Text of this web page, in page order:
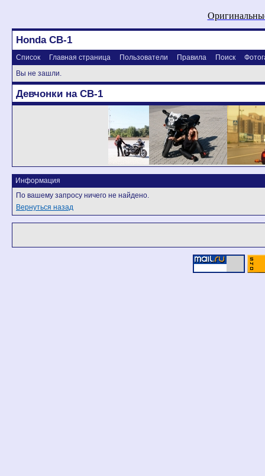
Honda CB-1
Список Главная страница Пользователи Правила Поиск
Вы не зашли.
Девчонки на CB-1
Информация
По вашему запросу ничего не найдено.
Вернуться назад